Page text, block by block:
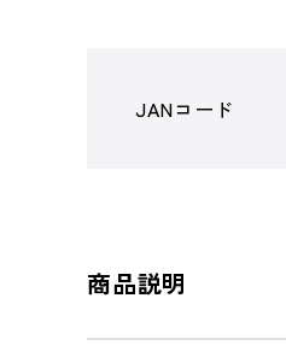
JANコード
商品説明